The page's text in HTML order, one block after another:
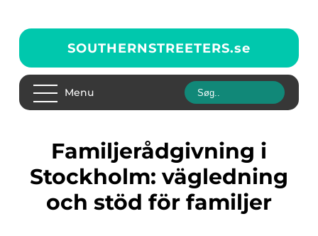
SOUTHERNSTREETERS.se
Menu
Familjerådgivning i
Stockholm: vägledning
och stöd för familjer